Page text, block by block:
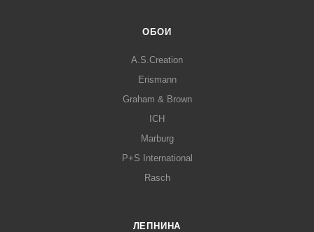
ОБОИ
A.S.Creation
Erismann
Graham & Brown
ICH
Marburg
P+S International
Rasch
ЛЕПНИНА